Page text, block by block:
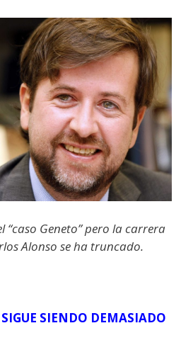
“caso Geneto” pero la carrera
Alonso se ha truncado.
SIENDO DEMASIADO